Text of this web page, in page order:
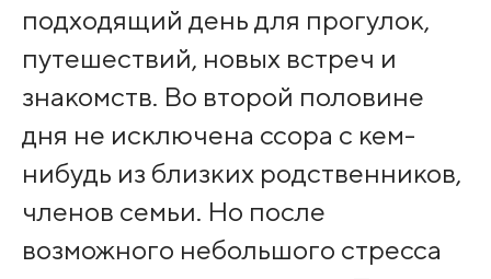
подходящий день для прогулок,
путешествий, новых встреч и
знакомств. Во второй половине
дня не исключена ссора с кем-
нибудь из близких родственников,
членов семьи. Но после
возможного небольшого стресса